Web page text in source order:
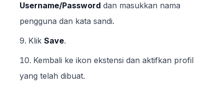
Username/Password dan masukkan nama
pengguna dan kata sandi.
Klik Save.
Kembali ke ikon ekstensi dan aktifkan profil
yang telah dibuat.